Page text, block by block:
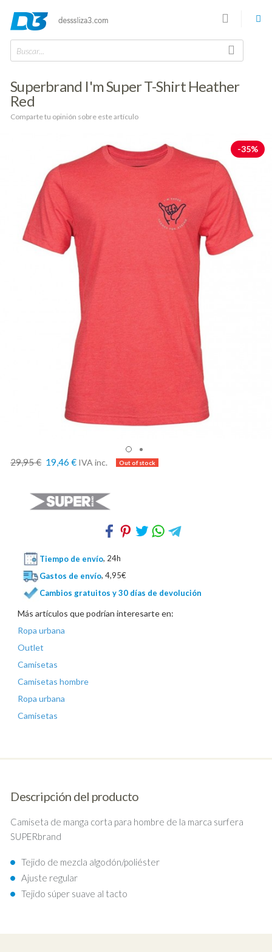
Buscar...
Superbrand I'm Super T-Shirt Heather
Red
Comparte tu opinión sobre este artículo
-35%
29,95 € 19,46 € IVA inc.
Tiempo de envío, 24h
Gastos de envío, 4,95€
Cambios gratuitos y 30 días de devolución
Más artículos que podrían interesarte en:
Ropa urbana
Outlet
Camisetas
Camisetas hombre
Ropa urbana
Camisetas
Descripción del producto
Camiseta de manga corta para hombre de la marca surfera
SUPERbrand
Tejido de mezcla algodón/poliéster
Ajuste regular
Tejido súper suave al tacto